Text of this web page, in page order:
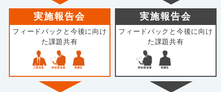
実施報告会
フィードバックと今後に向け
た課題共有
実施報告会
フィードバックと今後に向け
た課題共有